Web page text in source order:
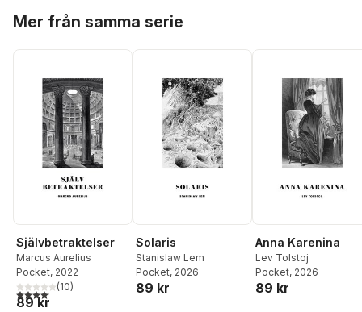
Mer från samma serie
Självbetraktelser
Marcus Aurelius
Pocket, 2022
4,1utav 5 stjärnor. Totalt antal röster:
(10)
89 kr
Solaris
Stanislaw Lem
Pocket, 2026
89 kr
Anna Karenina
Lev Tolstoj
Pocket, 2026
89 kr